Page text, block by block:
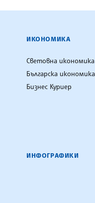
ИКОНОМИКА
Световна икономика
Българска икономика
Бизнес Куриер
ИНФОГРАФИКИ